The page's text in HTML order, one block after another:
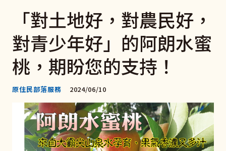
「對土地好，對農民好，
對青少年好」的阿朗水蜜
桃，期盼您的支持！
原住民部落服務 2024/06/10